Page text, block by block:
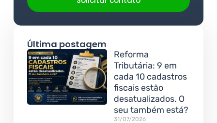
Última postagem
Reforma
Tributária: 9 em
cada 10 cadastros
fiscais estão
desatualizados. O
seu também está?
31/07/2026